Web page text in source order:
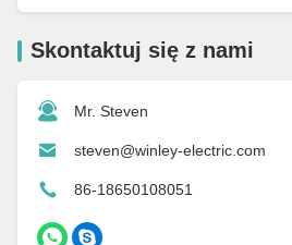
Skontaktuj się z nami
Mr. Steven
steven@winley-electric.com
86-18650108051